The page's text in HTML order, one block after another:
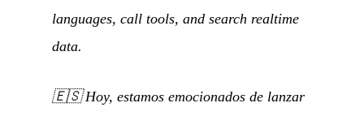
languages, call tools, and search realtime
data.
🇪🇸Hoy, estamos emocionados de lanzar